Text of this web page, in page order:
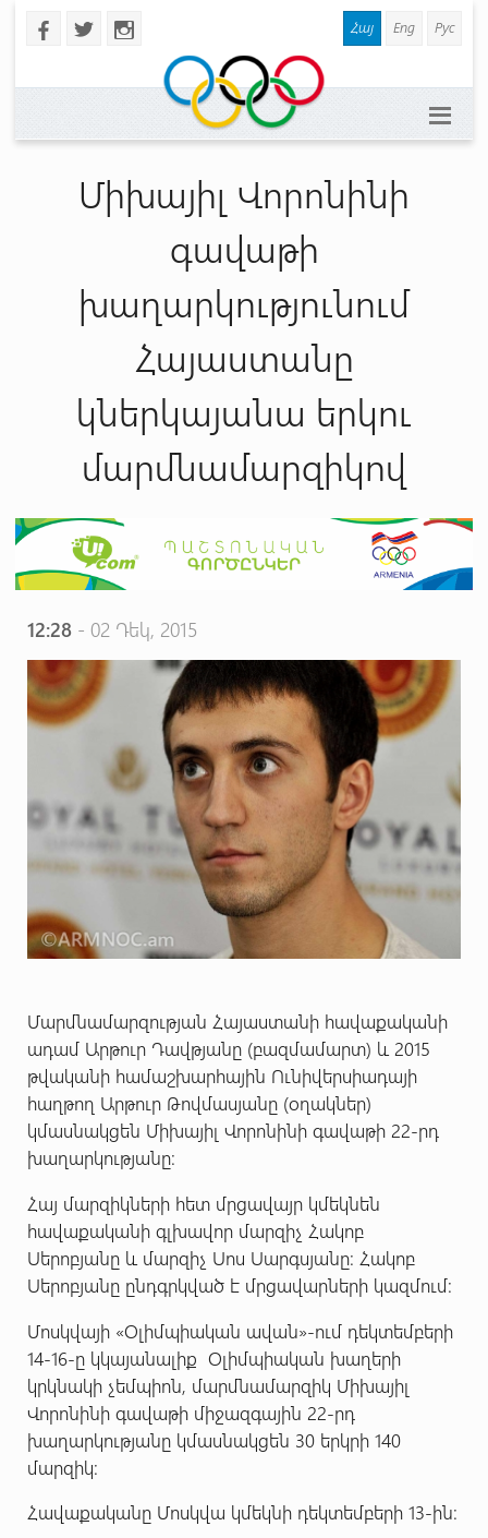
b a x Հայ Eng Рус
Միխայիլ Վորոնինի
գավաթի
խաղարկությունում
Հայաստանը
կներկայանա երկու
մարմնամարզիկով
12:28- 02 Դեկ, 2015
Մարմնամարզության Հայաստանի հավաքականի
ադամ Արթուր Դավթյանը (բազմամարտ) և 2015
թվականի համաշխարհային Ունիվերսիադայի
հաղթող Արթուր Թովմասյանը (օղակներ)
կմասնակցեն Միխայիլ Վորոնինի գավաթի 22-րդ
խաղարկությանը:
Հայ մարզիկների հետ մրցավայր կմեկնեն
հավաքականի գլխավոր մարզիչ Հակոբ
Սերոբյանը և մարզիչ Սոս Սարգսյանը: Հակոբ
Սերոբյանը ընդգրկված է մրցավարների կազմում:
Մոսկվայի «Օլիմպիական ավան»-ում դեկտեմբերի
14-16-ը կկայանալիք Օլիմպիական խաղերի
կրկնակի չեմպիոն, մարմնամարզիկ Միխայիլ
Վորոնինի գավաթի միջազգային 22-րդ
խաղարկությանը կմասնակցեն 30 երկրի 140
մարզիկ:
Հավաքականը Մոսկվա կմեկնի դեկտեմբերի 13-ին: